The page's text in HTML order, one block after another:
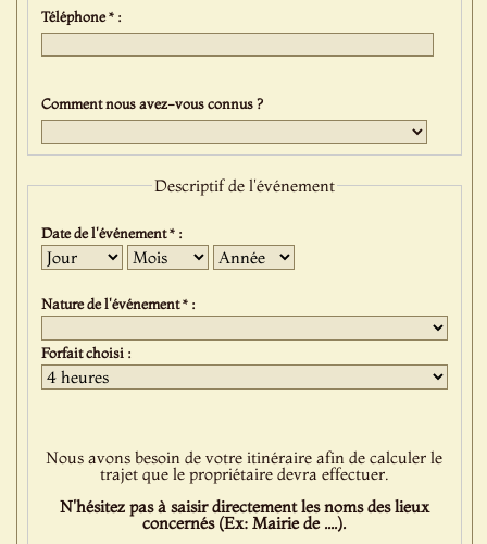
Téléphone * :
Comment nous avez-vous connus ?
Descriptif de l'événement
Date de l'événement * :
Jour Mois Année
Nature de l'événement * :
Forfait choisi :
Nous avons besoin de votre itinéraire afin de calculer le
trajet que le propriétaire devra effectuer.
N'hésitez pas à saisir directement les noms des lieux
concernés (Ex: Mairie de ....).